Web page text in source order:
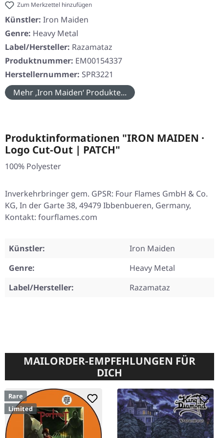
Zum Merkzettel hinzufügen
Künstler: Iron Maiden
Genre: Heavy Metal
Label/Hersteller: Razamataz
Produktnummer: EM00154337
Herstellernummer: SPR3221
Mehr ‚Iron Maiden‘ Produkte...
Produktinformationen "IRON MAIDEN ·
Logo Cut-Out | PATCH"
100% Polyester
Inverkehrbringer gem. GPSR: Four Flames GmbH & Co.
KG, In der Garte 38, 49479 Ibbenbueren, Germany,
Kontakt: fourflames.com
Künstler:
Iron Maiden
Genre:
Heavy Metal
Label/Hersteller:
Razamataz
MAILORDER-EMPFEHLUNGEN FÜR
DICH
Rare
Limited